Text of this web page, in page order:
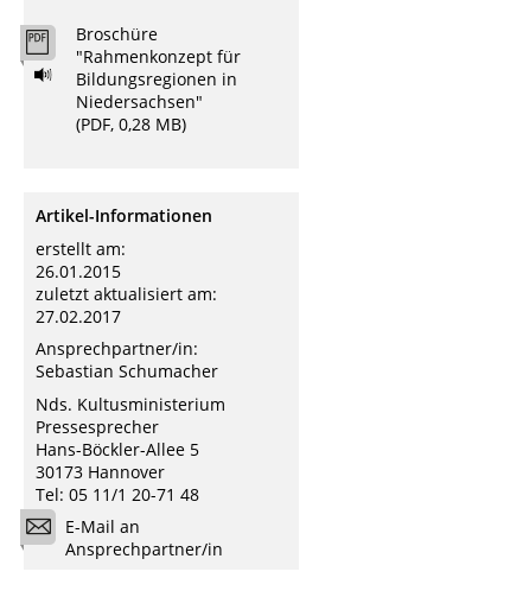
Broschüre
"Rahmenkonzept für
Bildungsregionen in
Niedersachsen"
(PDF, 0,28 MB)
Artikel-Informationen
erstellt am:
26.01.2015
zuletzt aktualisiert am:
27.02.2017
Ansprechpartner/in:
Sebastian Schumacher
Nds. Kultusministerium
Pressesprecher
Hans-Böckler-Allee 5
30173 Hannover
Tel: 05 11/1 20-71 48
E-Mail an
Ansprechpartner/in